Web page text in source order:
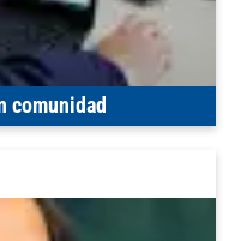
comunidad